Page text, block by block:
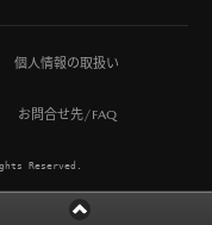
個人情報の取扱い
お問合せ先/FAQ
Reserved.